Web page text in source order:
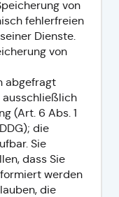
von
fehlerfreien
Dienste.
von
abgefragt
ausschließlich
(Art. 6 Abs. 1
die
Sie
dass Sie
werden
die